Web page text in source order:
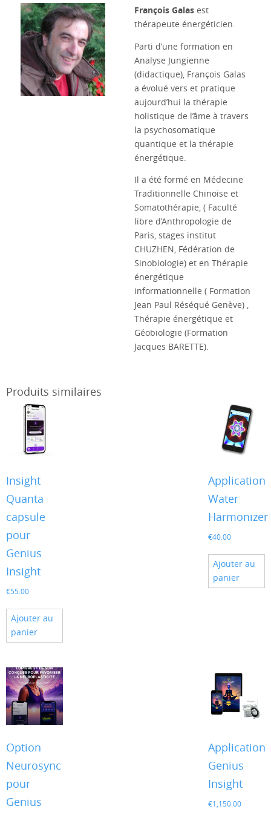
François Galas est
thérapeute énergéticien.
Parti d’une formation en
Analyse Jungienne
(didactique), François Galas
a évolué vers et pratique
aujourd’hui la thérapie
holistique de l’âme à travers
la psychosomatique
quantique et la thérapie
énergétique.
Il a été formé en Médecine
Traditionnelle Chinoise et
Somatothérapie, ( Faculté
libre d’Anthropologie de
Paris, stages institut
CHUZHEN, Fédération de
Sinobiologie) et en Thérapie
énergétique
informationnelle ( Formation
Jean Paul Réséqué Genève) ,
Thérapie énergétique et
Géobiologie (Formation
Jacques BARETTE).
Produits similaires
Insight
Quanta
capsule
pour
Genius
Insight
€55.00
Ajouter au
panier
Application
Water
Harmonizer
€40.00
Ajouter au
panier
Option
Neurosync
pour
Genius
Application
Genius
Insight
€1,150.00